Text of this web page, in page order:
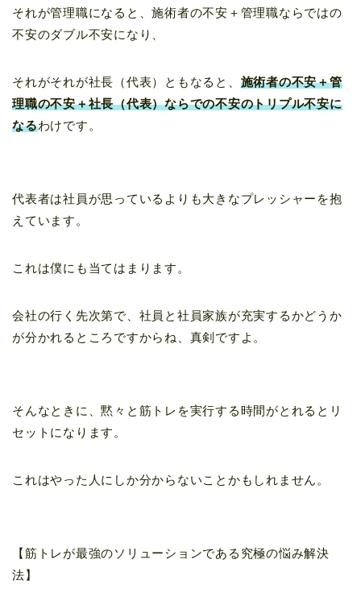
それが管理職になると、施術者の不安＋管理職ならではの
不安のダブル不安になり、
それがそれが社長（代表）ともなると、 施術者の不安＋管
理職の不安＋社長（代表）ならでの不安のトリプル不安に
なるわけです。
代表者は社員が思っているよりも大きなプレッシャーを抱
えています。
これは僕にも当てはまります。
会社の行く先次第で、社員と社員家族が充実するかどうか
が分かれるところですからね、真剣ですよ。
そんなときに、黙々と筋トレを実行する時間がとれるとリ
セットになります。
これはやった人にしか分からないことかもしれません。
【筋トレが最強のソリューションである究極の悩み解決
法】